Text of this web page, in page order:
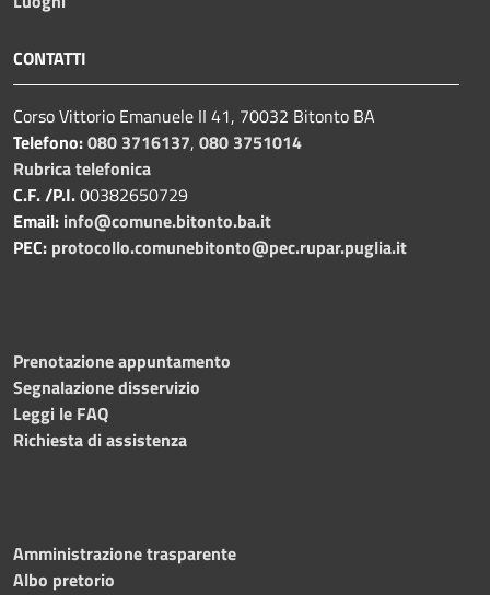
CONTATTI
Corso Vittorio Emanuele II 41, 70032 Bitonto BA
Telefono:080 3716137, 080 3751014
Rubrica telefonica
C.F. /P.I.00382650729
Email: info@comune.bitonto.ba.it
PEC: protocollo.comunebitonto@pec.rupar.puglia.it
Prenotazione appuntamento
Segnalazione disservizio
Leggi le FAQ
Richiesta di assistenza
Amministrazione trasparente
Albo pretorio